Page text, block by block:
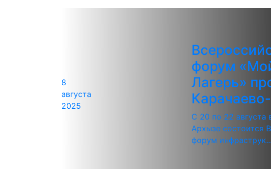
8
августа
2025
форум
Лагерь»
С 20 по 22 августа
Архызе состоится
форум инфраструк...